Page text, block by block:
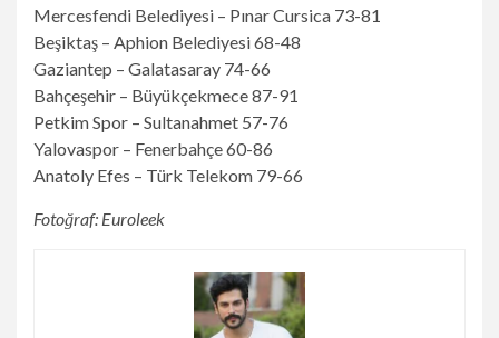
Mercesfendi Belediyesi – Pınar Cursica 73-81
Beşiktaş – Aphion Belediyesi 68-48
Gaziantep – Galatasaray 74-66
Bahçeşehir – Büyükçekmece 87-91
Petkim Spor – Sultanahmet 57-76
Yalovaspor – Fenerbahçe 60-86
Anatoly Efes – Türk Telekom 79-66
Fotoğraf: Euroleek